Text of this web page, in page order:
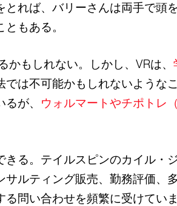
れば、バリーさんは両手で頭
もある。
もしれない。しかし、VRは、
は不可能かもしれないような
が、 ウォルマートやチポトレ
る。テイルスピンのカイル・
ルティング販売、勤務評価、
問い合わせを頻繁に受けてい